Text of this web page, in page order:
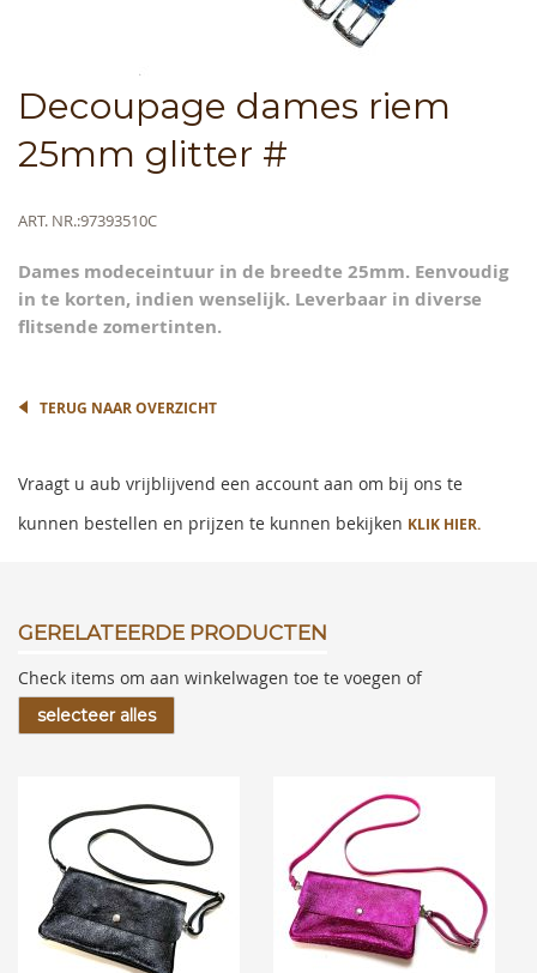
Decoupage dames riem
25mm glitter #
Meer
ART. NR.97393510C
Dames modeceintuur in de breedte 25mm. Eenvoudig
in te korten, indien wenselijk. Leverbaar in diverse
flitsende zomertinten.
to
the
beginning
gallery
TERUG NAAR OVERZICHT
Vraagt u aub vrijblijvend een account aan om bij ons te
kunnen bestellen en prijzen te kunnen bekijken KLIK HIER.
GERELATEERDE PRODUCTEN
Check items om aan winkelwagen toe te voegen of
selecteer alles